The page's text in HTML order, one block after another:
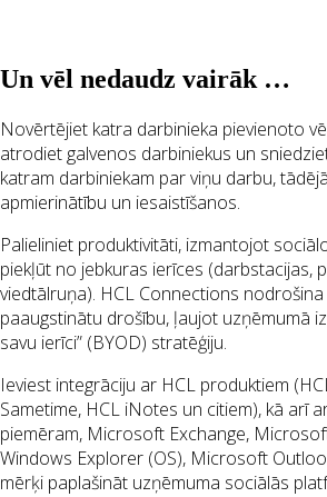
Un vēl nedaudz vairāk …
Novērtējiet katra darbinieka pievienoto
atrodiet galvenos darbiniekus un
katram darbiniekam par viņu darbu,
apmierinātību un iesaistīšanos.
Palieliniet produktivitāti, izmantojot
piekļūt no jebkuras ierīces (darbstacijas,
viedtālruņa). HCL Connections
paaugstinātu drošību, ļaujot uzņēmumā
savu ierīci” (BYOD) stratēģiju.
Ieviest integrāciju ar HCL produktiem
Sametime, HCL iNotes un citiem), kā arī
piemēram, Microsoft Exchange,
Windows Explorer (OS), Microsoft
mērķi paplašināt uzņēmuma sociālās